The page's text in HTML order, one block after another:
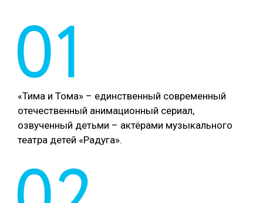
01
«Тима и Тома» – единственный современный
отечественный анимационный сериал,
озвученный детьми – актёрами музыкального
театра детей «Радуга».